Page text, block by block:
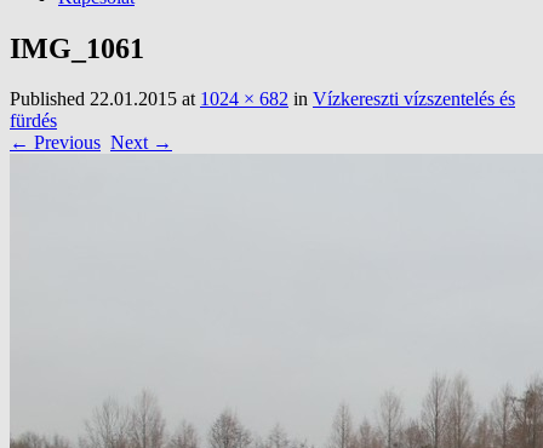
IMG_1061
Published 22.01.2015 at 1024 × 682 in Vízkereszti vízszentelés és
fürdés
← Previous Next →